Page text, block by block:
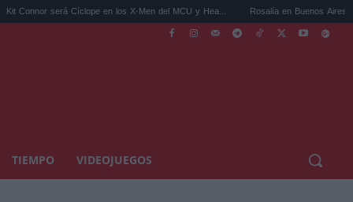
Cíclope en los X-Men del MCU y Hea... Rosalía en Buenos Aires: detiene el
TIEMPO VIDEOJUEGOS